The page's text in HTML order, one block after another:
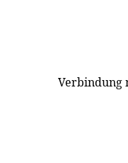
Verbindung